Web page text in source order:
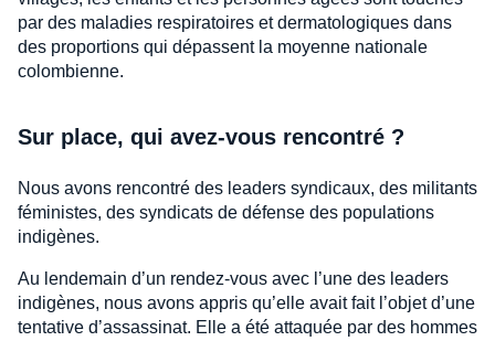
par des maladies respiratoires et dermatologiques dans
des proportions qui dépassent la moyenne nationale
colombienne.
Sur place, qui avez-vous rencontré ?
Nous avons rencontré des leaders syndicaux, des militants
féministes, des syndicats de défense des populations
indigènes.
Au lendemain d’un rendez-vous avec l’une des leaders
indigènes, nous avons appris qu’elle avait fait l’objet d’une
tentative d’assassinat. Elle a été attaquée par des hommes